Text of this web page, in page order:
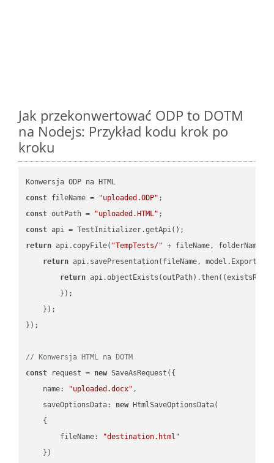
Jak przekonwertować ODP to DOTM
na Nodejs: Przykład kodu krok po
kroku
const fileName = "uploaded.ODP"
const outPath = "uploaded.HTML"
const
return api.copyFile( "TempTests/" + fileName, folderName +
return api.savePresentation(fileName,
return api.objectExists(outPath).then( (
        });
    });
});
// Konwersja HTML na DOTM
const request = new SaveAsRequest({
name: "uploaded.docx" ,
saveOptionsData: new HtmlSaveOptionsData(
    {
fileName:
"destination.html"
    })